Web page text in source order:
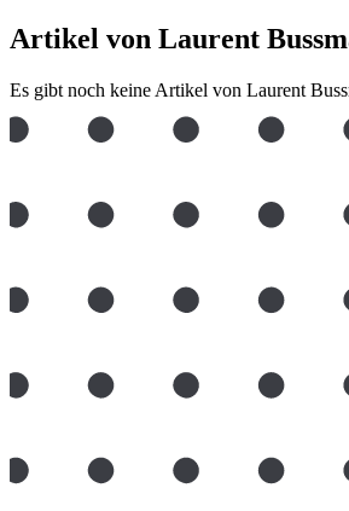
Artikel von Laurent
Es gibt noch keine Artikel von Laurent